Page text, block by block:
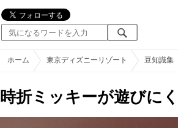
ホーム 東京ディズニーリゾート 豆知識集
時折ミッキーが遊びに